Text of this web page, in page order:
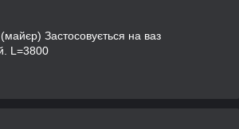
Застосовується на ваз
L=3800